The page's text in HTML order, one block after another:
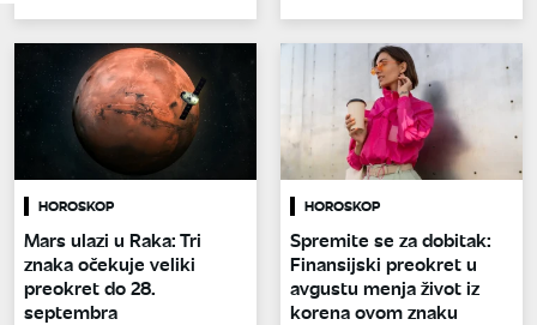
HOROSKOP
Mars ulazi u Raka: Tri
znaka očekuje veliki
preokret do 28.
septembra
HOROSKOP
Spremite se za dobitak:
Finansijski preokret u
avgustu menja život iz
korena ovom znaku